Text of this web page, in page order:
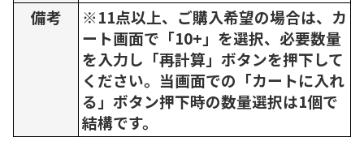
備考
※11点以上、ご購入希望の場合は、カ
ート画面で「10+」を選択、必要数量
を入力し「再計算」ボタンを押下して
ください。当画面での「カートに入れ
る」ボタン押下時の数量選択は1個で
結構です。